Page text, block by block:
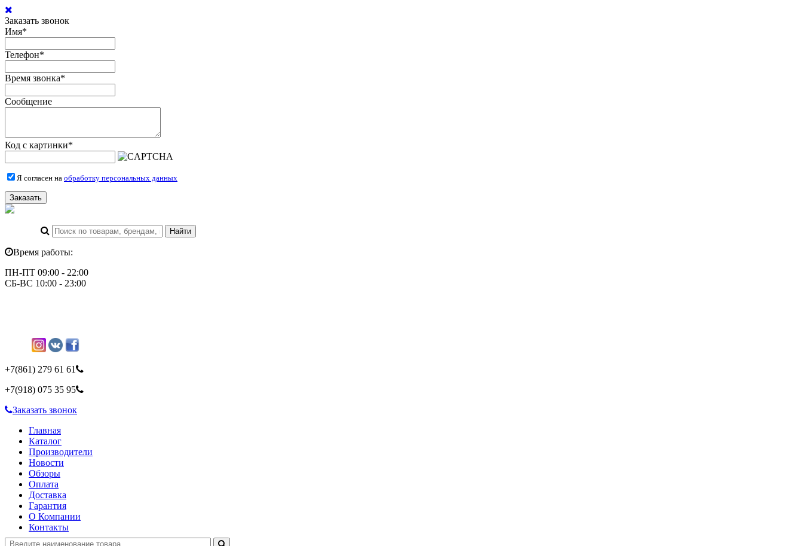
Заказать звонок
Имя*
Телефон*
Время звонка*
Сообщение
Код с картинки*
Я согласен на обработку персональных данных
Заказать
Время работы:
ПН-ПТ 09:00 - 22:00
СБ-ВС 10:00 - 23:00
+7(861) 279 61 61
+7(918) 075 35 95
Заказать звонок
Главная
Каталог
Производители
Новости
Обзоры
Оплата
Доставка
Гарантия
О Компании
Контакты